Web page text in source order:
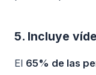
5. Incluye
El 65% de las